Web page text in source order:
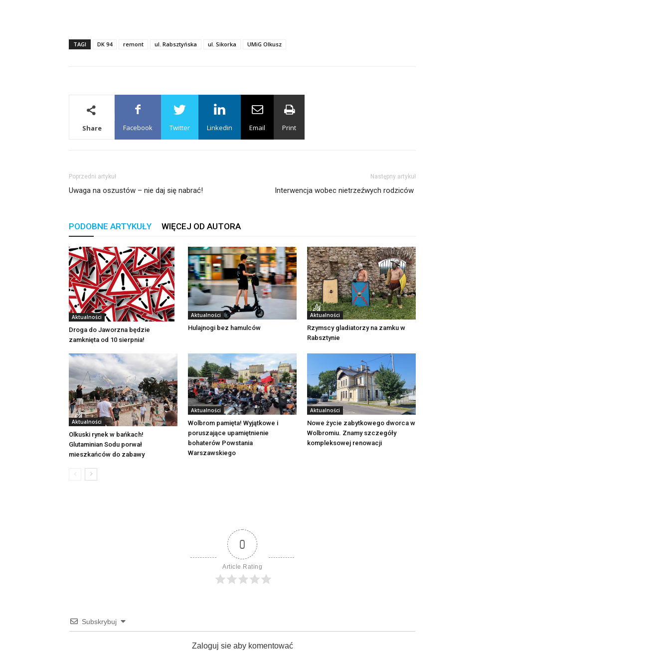
TAGI DK 94 remont ul. Rabsztyńska ul. Sikorka UMiG Olkusz
Share Facebook Twitter Linkedin Email Print
Poprzedni artykuł
Uwaga na oszustów – nie daj się nabrać!
Następny artykuł
Interwencja wobec nietrzeźwych rodziców
PODOBNE ARTYKUŁY WIĘCEJ OD AUTORA
Aktualności
Droga do Jaworzna będzie
zamknięta od 10 sierpnia!
Aktualności
Hulajnogi bez hamulców
Aktualności
Rzymscy gladiatorzy na zamku w
Rabsztynie
Aktualności
Olkuski rynek w bańkach!
Glutaminian Sodu porwał
mieszkańców do zabawy
Aktualności
Wolbrom pamięta! Wyjątkowe i
poruszające upamiętnienie
bohaterów Powstania
Warszawskiego
Aktualności
Nowe życie zabytkowego dworca w
Wolbromiu. Znamy szczegóły
kompleksowej renowacji
0
Article Rating
Subskrybuj
Zaloguj sie aby komentować